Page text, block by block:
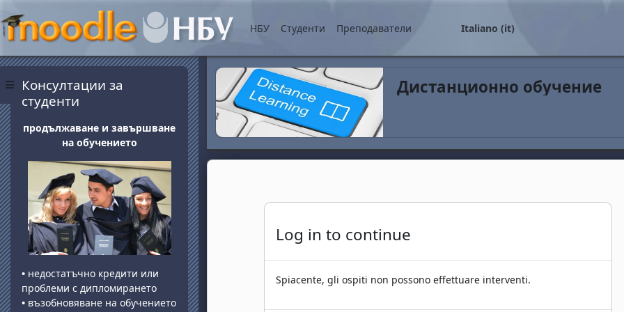
Pannello laterale
НБУ Студенти Преподаватели Italiano ‎(it)‎
Дистанционно обучение
Log in to continue
Spiacente, gli ospiti non possono effettuare interventi.
Blocchi
Консултации за
студенти
продължаване и завършване
на обучението
• недостатъчно кредити или
проблеми с дипломирането
• възобновяване на обучението